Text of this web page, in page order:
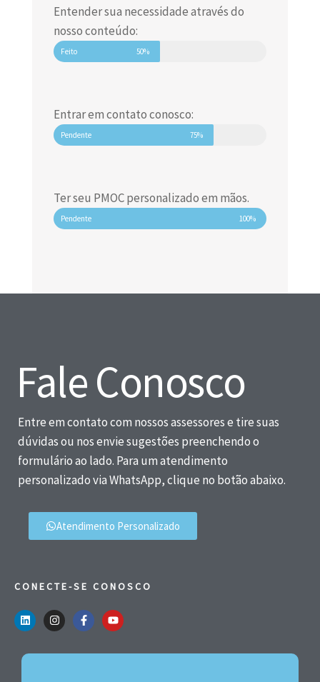
Entender sua necessidade através do
nosso conteúdo:
Feito 50%
Entrar em contato conosco:
Pendente 75%
Ter seu PMOC personalizado em mãos.
Pendente 100%
Fale Conosco
Entre em contato com nossos assessores e tire suas
dúvidas ou nos envie sugestões preenchendo o
formulário ao lado. Para um atendimento
personalizado via WhatsApp, clique no botão abaixo.
Atendimento Personalizado
CONECTE-SE CONOSCO